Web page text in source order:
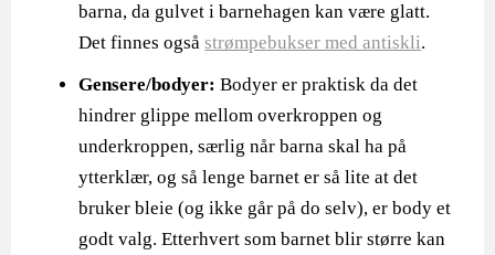
barna, da gulvet i barnehagen kan være glatt.
Det finnes ogsåstrømpebukser med antiskli.
Gensere/bodyer:Bodyer er praktisk da det
hindrer glippe mellom overkroppen og
underkroppen, særlig når barna skal ha på
ytterklær, og så lenge barnet er så lite at det
bruker bleie (og ikke går på do selv), er body et
godt valg. Etterhvert som barnet blir større kan